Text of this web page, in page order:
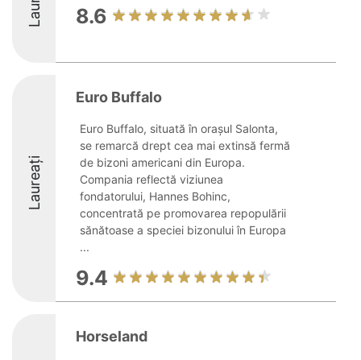
8.6
Laureați
Euro Buffalo
Euro Buffalo, situată în orașul Salonta,
se remarcă drept cea mai extinsă fermă
de bizoni americani din Europa.
Compania reflectă viziunea
fondatorului, Hannes Bohinc,
concentrată pe promovarea repopulării
sănătoase a speciei bizonului în Europa
...
9.4
Horseland